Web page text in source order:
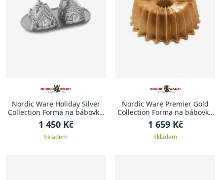
Nordic Ware Holiday Silver
Collection Forma na bábovku
DOMEČKY
1 450 Kč
Skladem
Nordic Ware Premier Gold
Collection Forma na bábovku
Brilliance, 26 cm
1 659 Kč
Skladem